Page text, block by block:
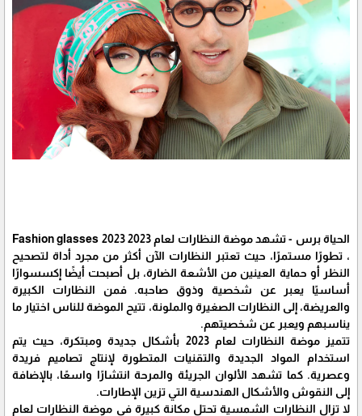
الحياة برس - تشهد موضة النظارات لعام 2023 Fashion glasses 2023
، تطورًا مستمرًا، حيث تعتبر النظارات الآن أكثر من مجرد أداة لتصحيح
النظر أو حماية العينين من الأشعة الضارة، بل أصبحت أيضًا إكسسوارًا
أساسيًا يعبر عن شخصية وذوق صاحبه. فمن النظارات الكبيرة
والعريضة، إلى النظارات الصغيرة والملونة، تتيح الموضة للناس اختيار ما
يناسبهم ويعبر عن شخصيتهم.
تتميز موضة النظارات لعام 2023 بأشكال جديدة ومبتكرة، حيث يتم
استخدام المواد الجديدة والتقنيات المتطورة لإنتاج تصاميم فريدة
وعصرية. كما تشهد الألوان الجريئة والمرحة انتشارًا واسعًا، بالإضافة
إلى النقوش والأشكال الهندسية التي تزين الإطارات.
لا تزال النظارات الشمسية تحتل مكانة كبيرة في موضة النظارات لعام